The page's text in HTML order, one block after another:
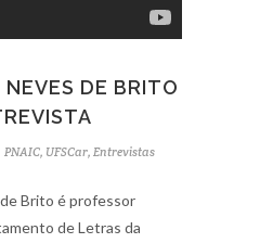
NEVES DE BRITO
PNAIC, UFSCar, Entrevistas
Brito é professor
de Letras da